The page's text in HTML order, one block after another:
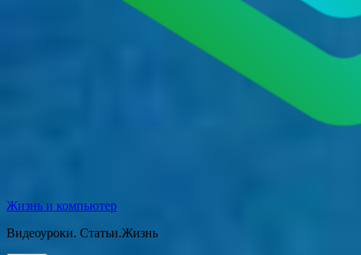
Жизнь и компьютер
Видеоуроки. Статьи.Жизнь